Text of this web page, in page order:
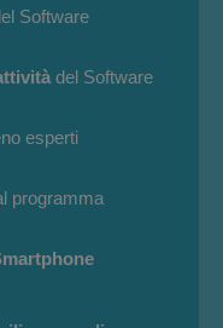
Software
del Software
esperti
programma